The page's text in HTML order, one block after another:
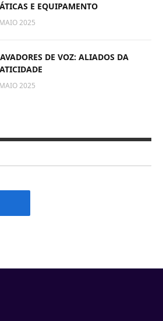
E EQUIPAMENTO
2025
DE VOZ: ALIADOS DA
2025